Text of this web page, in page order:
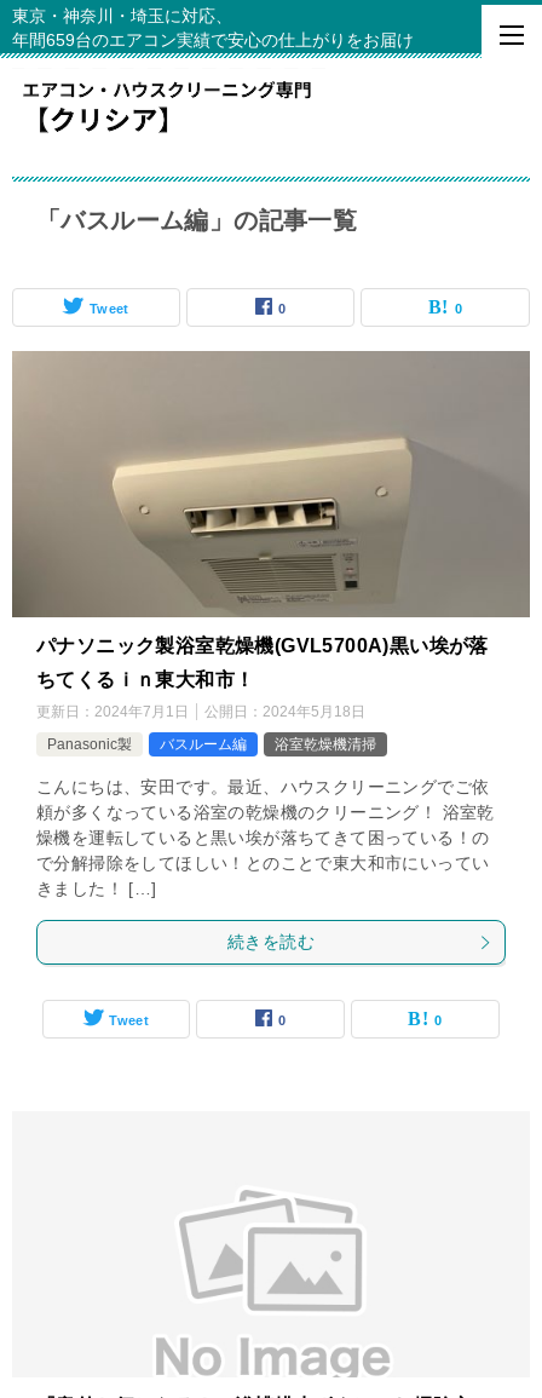
東京・神奈川・埼玉に対応、
年間659台のエアコン実績で安心の仕上がりをお届け
「バスルーム編」の記事一覧
Tweet 0 0
パナソニック製浴室乾燥機(GVL5700A)黒い埃が落
ちてくるｉｎ東大和市！
更新日： 2024年7月1日 公開日： 2024年5月18日
Panasonic製
バスルーム編 浴室乾燥機清掃
こんにちは、安田です。最近、ハウスクリーニングでご依
頼が多くなっている浴室の乾燥機のクリーニング！ 浴室乾
燥機を運転していると黒い埃が落ちてきて困っている！の
で分解掃除をしてほしい！とのことで東大和市にいってい
きました！ […]
続きを読む
Tweet 0 0